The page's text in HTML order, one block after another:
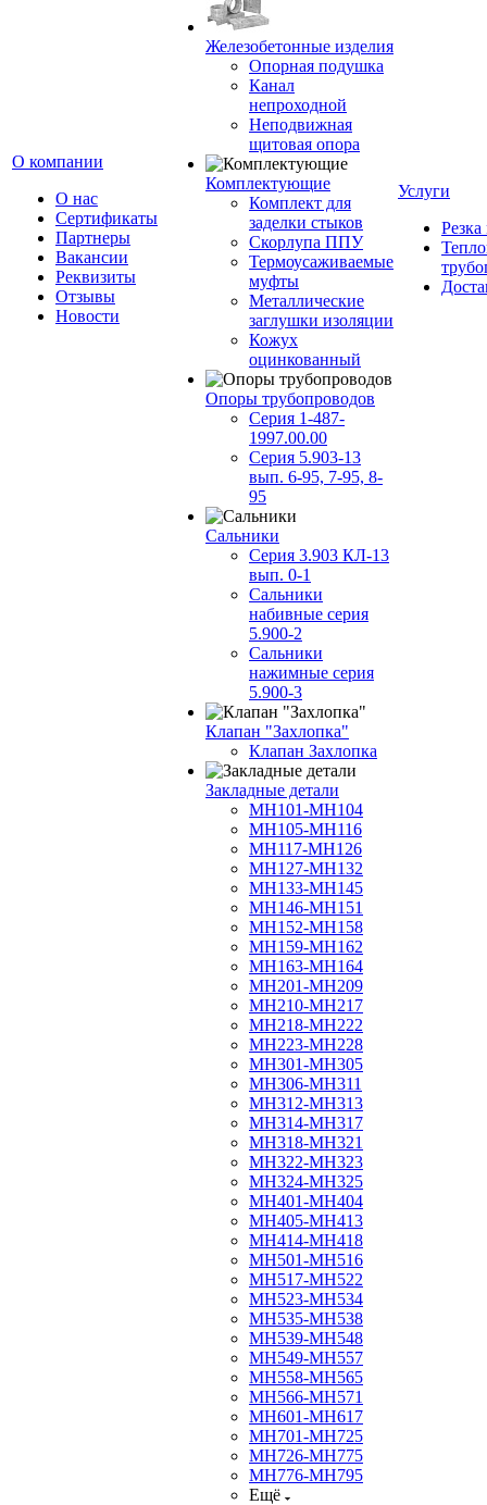
О компании
О нас
Сертификаты
Партнеры
Вакансии
Реквизиты
Отзывы
Новости
Железобетонные изделия
Опорная подушка
Канал
непроходной
Неподвижная
щитовая опора
Комплектующие
Комплект для
заделки стыков
Скорлупа ППУ
Термоусаживаемые
муфты
Металлические
заглушки изоляции
Кожух
оцинкованный
Опоры трубопроводов
Серия 1-487-
1997.00.00
Серия 5.903-13
вып. 6-95, 7-95, 8-
95
Сальники
Серия 3.903 КЛ-13
вып. 0-1
Сальники
набивные серия
5.900-2
Сальники
нажимные серия
5.900-3
Клапан "Захлопка"
Клапан Захлопка
Закладные детали
МН101-МН104
МН105-МН116
МН117-МН126
МН127-МН132
МН133-МН145
МН146-МН151
МН152-МН158
МН159-МН162
МН163-МН164
МН201-МН209
МН210-МН217
МН218-МН222
МН223-МН228
МН301-МН305
МН306-МН311
МН312-МН313
МН314-МН317
МН318-МН321
МН322-МН323
МН324-МН325
МН401-МН404
МН405-МН413
МН414-МН418
МН501-МН516
МН517-МН522
МН523-МН534
МН535-МН538
МН539-МН548
МН549-МН557
МН558-МН565
МН566-МН571
МН601-МН617
МН701-МН725
МН726-МН775
МН776-МН795
Ещё
Услуги
Резка